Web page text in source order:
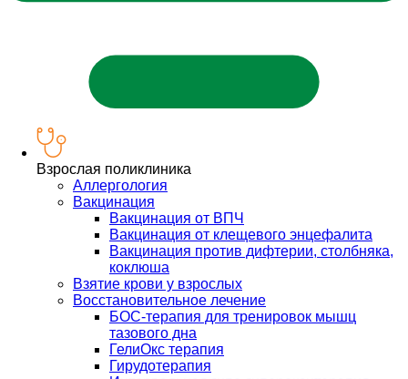
Взрослая поликлиника
Аллергология
Вакцинация
Вакцинация от ВПЧ
Вакцинация от клещевого энцефалита
Вакцинация против дифтерии, столбняка,
коклюша
Взятие крови у взрослых
Восстановительное лечение
БОС-терапия для тренировок мышц
тазового дна
ГелиОкс терапия
Гирудотерапия